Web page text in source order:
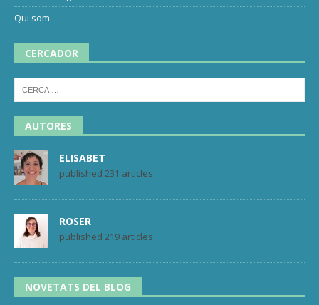
Qui som
CERCADOR
AUTORES
ELISABET
published 231 articles
ROSER
published 219 articles
NOVETATS DEL BLOG